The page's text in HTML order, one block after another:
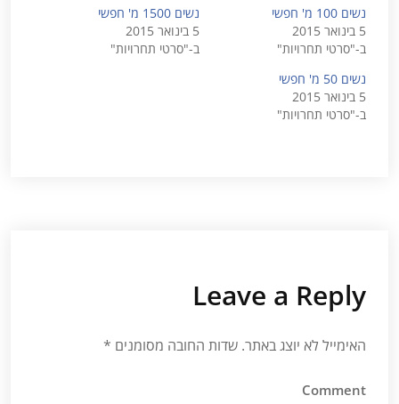
נשים 100 מ' חפשי
5 בינואר 2015
ב-"סרטי תחרויות"
נשים 1500 מ' חפשי
5 בינואר 2015
ב-"סרטי תחרויות"
נשים 50 מ' חפשי
5 בינואר 2015
ב-"סרטי תחרויות"
Leave a Reply
האימייל לא יוצג באתר. שדות החובה מסומנים *
Comment